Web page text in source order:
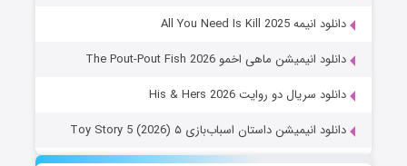
دانلود انیمه All You Need Is Kill 2025
دانلود انیمیشن ماهی اخمو The Pout-Pout Fish 2026
دانلود سریال دو روایت His & Hers 2026
دانلود انیمیشن داستان اسباب‌بازی ۵ Toy Story 5 (2026)